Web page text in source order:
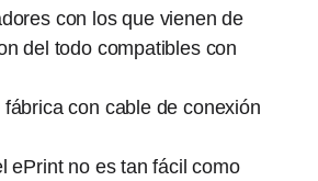
con los que vienen de
del todo compatibles con
con cable de conexión
ePrint no es tan fácil como